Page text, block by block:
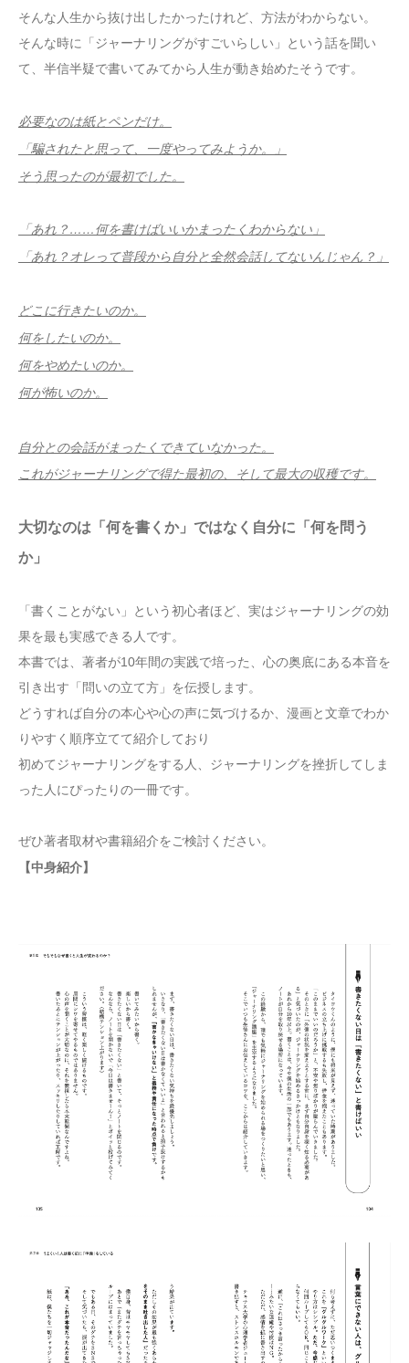
そんな人生から抜け出したかったけれど、方法がわからない。
そんな時に「ジャーナリングがすごいらしい」という話を聞い
て、半信半疑で書いてみてから人生が動き始めたそうです。
必要なのは紙とペンだけ。
「騙されたと思って、一度やってみようか。」
そう思ったのが最初でした。
「あれ？……何を書けばいいかまったくわからない」
「あれ？オレって普段から自分と全然会話してないんじゃん？」
どこに行きたいのか。
何をしたいのか。
何をやめたいのか。
何が怖いのか。
自分との会話がまったくできていなかった。
これがジャーナリングで得た最初の、そして最大の収穫です。
大切なのは「何を書くか」ではなく自分に「何を問う
か」
「書くことがない」という初心者ほど、実はジャーナリングの効
果を最も実感できる人です。
本書では、著者が10年間の実践で培った、心の奥底にある本音を
引き出す「問いの立て方」を伝授します。
どうすれば自分の本心や心の声に気づけるか、漫画と文章でわか
りやすく順序立てて紹介しており
初めてジャーナリングをする人、ジャーナリングを挫折してしま
った人にぴったりの一冊です。
ぜひ著者取材や書籍紹介をご検討ください。
【中身紹介】